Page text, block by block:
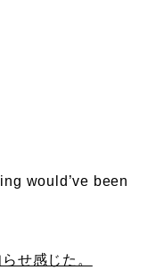
would’ve been
せ感じた。